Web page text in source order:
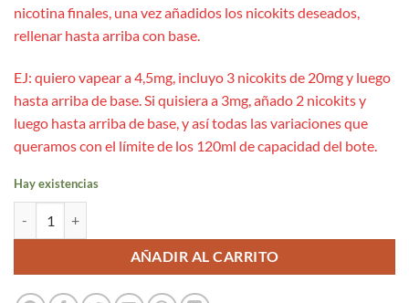
nicotina finales, una vez añadidos los nicokits deseados,
rellenar hasta arriba con base.
EJ: quiero vapear a 4,5mg, incluyo 3 nicokits de 20mg y luego
hasta arriba de base. Si quisiera a 3mg, añado 2 nicokits y
luego hasta arriba de base, y así todas las variaciones que
queramos con el límite de los 120ml de capacidad del bote.
Hay existencias
AÑADIR AL CARRITO